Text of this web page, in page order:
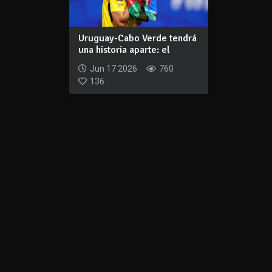
Uruguay-Cabo Verde tendrá
una historia aparte: el
Jun 17 2026
760
136